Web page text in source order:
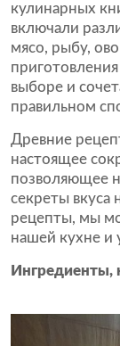
кулинарных
включали
мясо, рыбу,
выборе и
правильном
Древние
настоящее
позволяющее
секреты вкуса
рецепты, мы
нашей кухне и
Ингредиенты,